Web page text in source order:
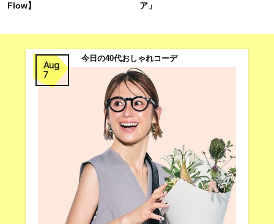
Flow】
ア」
Aug
7
今日の40代おしゃれコーデ